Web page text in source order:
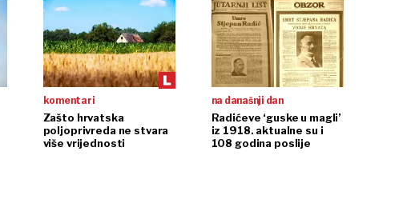
komentari
Zašto hrvatska
poljoprivreda ne stvara
više vrijednosti
na današnji dan
Radićeve ‘guske u magli’
iz 1918. aktualne su i
108 godina poslije